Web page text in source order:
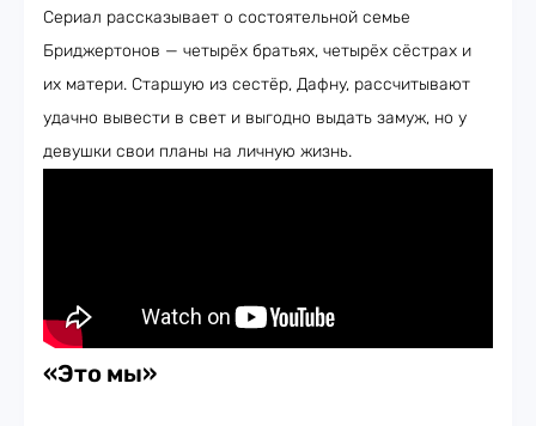
Сериал рассказывает о состоятельной семье
Бриджертонов — четырёх братьях, четырёх сёстрах и
их матери. Старшую из сестёр, Дафну, рассчитывают
удачно вывести в свет и выгодно выдать замуж, но у
девушки свои планы на личную жизнь.
«Это мы»